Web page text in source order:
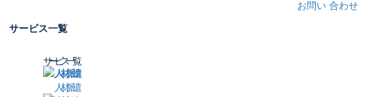
サービス一覧
サービス一覧
人材派遣
お問い 合わせ